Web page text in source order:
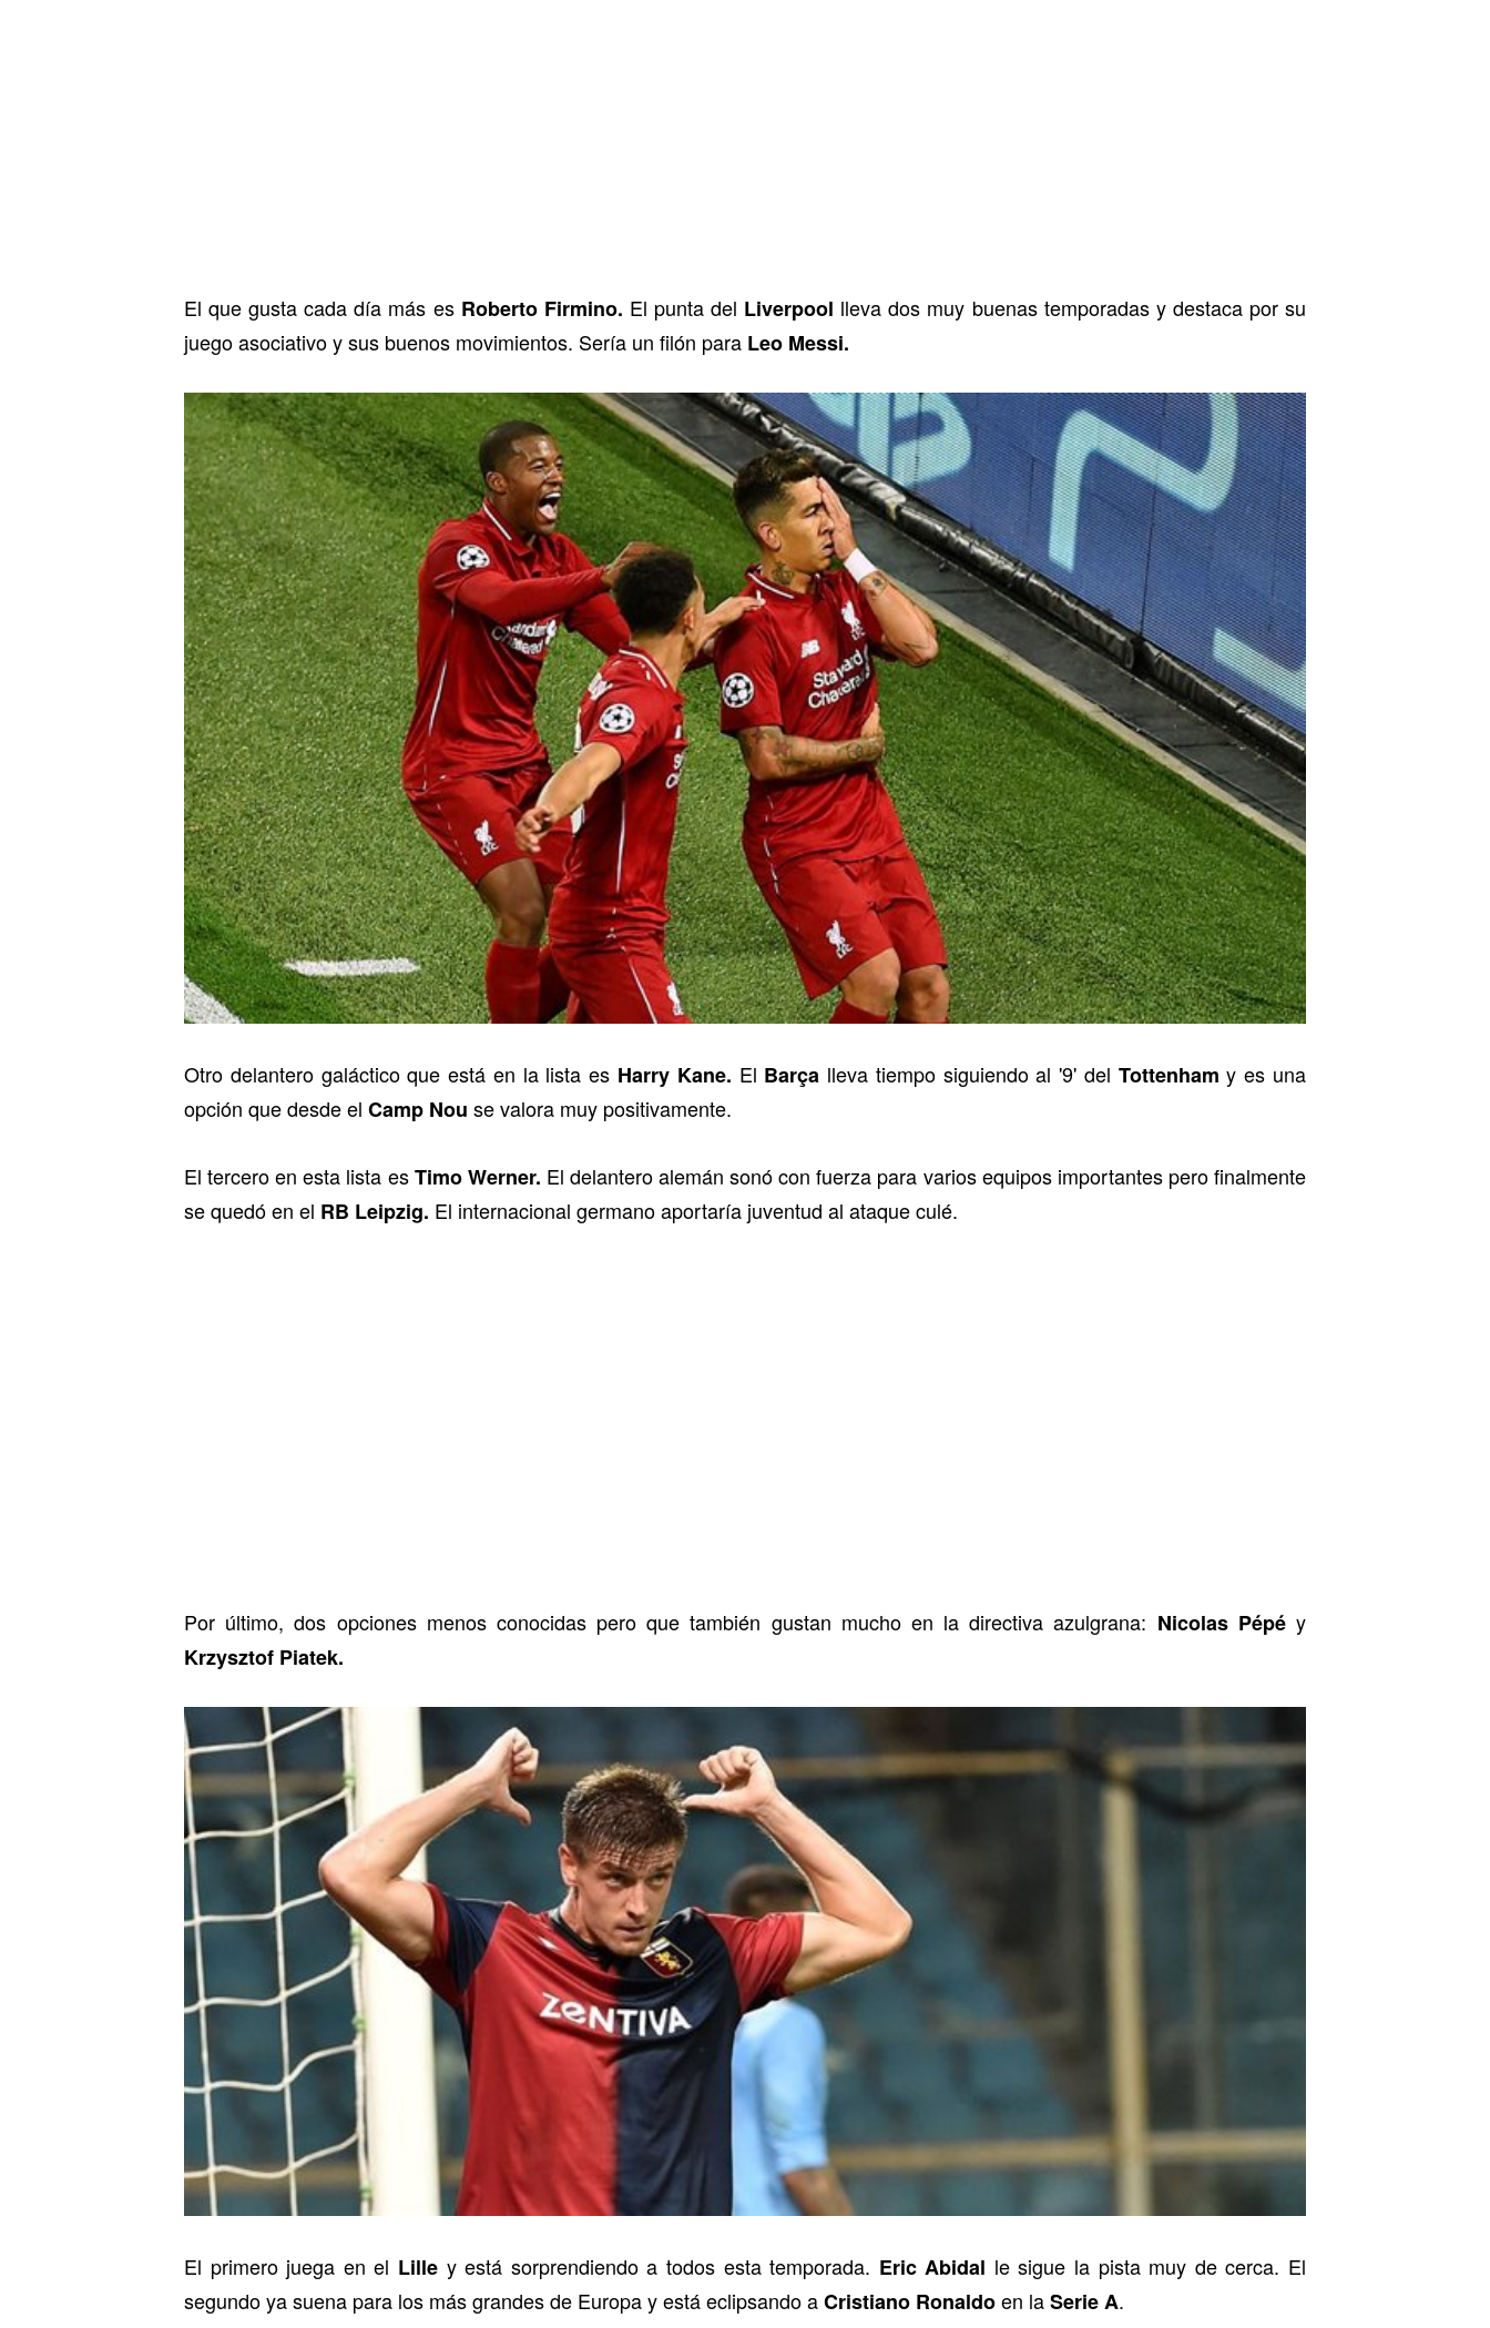
El que gusta cada día más es Roberto Firmino. El punta del Liverpool lleva dos muy buenas temporadas y destaca por su
juego asociativo y sus buenos movimientos. Sería un filón para Leo Messi.
Otro delantero galáctico que está en la lista es Harry Kane. El Barça lleva tiempo siguiendo al '9' del Tottenham y es una
opción que desde el Camp Nou se valora muy positivamente.
El tercero en esta lista esTimo Werner. El delantero alemán sonó con fuerza para varios equipos importantes pero finalmente
se quedó en el RB Leipzig. El internacional germano aportaría juventud al ataque culé.
Por último, dos opciones menos conocidas pero que también gustan mucho en la directiva azulgrana: Nicolas Pépéy
Krzysztof Piatek.
El primero juega en el Lilley está sorprendiendo a todos esta temporada. Eric Abidal le sigue la pista muy de cerca. El
segundo ya suena para los más grandes de Europa y está eclipsando aCristiano Ronaldoen laSerie A.